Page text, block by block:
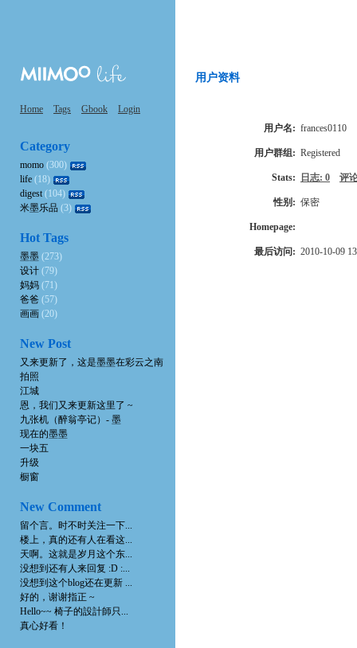
Home Tags Gbook Login
用户资料
用户名: frances0110
用户群组: Registered
Stats: 日志: 0 评
性别: 保密
Homepage:
最后访问: 2010-10-09
Category
momo (300)
life (18)
digest(104)
米墨乐品 (3)
Hot Tags
墨墨 (273)
设计 (79)
妈妈 (71)
爸爸 (57)
画画 (20)
New Post
又来更新了，这是墨墨在彩云之南
拍照
江城
恩，我们又来更新这里了 ~
九张机（醉翁亭记）- 墨
现在的墨墨
一块五
升级
橱窗
New Comment
留个言。时不时关注一下...
楼上，真的还有人在看这...
天啊。这就是岁月这个东...
没想到还有人来回复 :D :...
没想到这个blog还在更新 ...
好的，谢谢指正 ~
Hello~~ 椅子的設計師只...
真心好看！